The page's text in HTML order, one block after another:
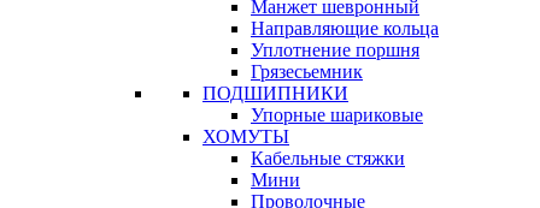
Манжет шевронный
Направляющие кольца
Уплотнение поршня
Грязесьемник
ПОДШИПНИКИ
Упорные шариковые
ХОМУТЫ
Кабельные стяжки
Мини
Проволочные